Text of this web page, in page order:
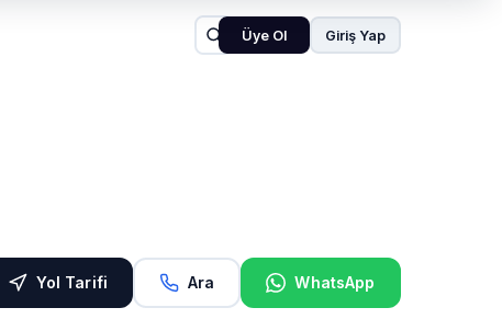
Üye Ol Giriş Yap
Yol Tarifi Ara WhatsApp